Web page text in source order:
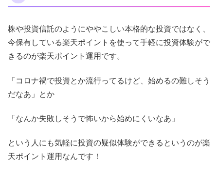
株や投資信託のようにややこしい本格的な投資ではなく、
今保有している楽天ポイントを使って手軽に投資体験がで
きるのが楽天ポイント運用です。
「コロナ禍で投資とか流行ってるけど、始めるの難しそう
だなあ」とか
「なんか失敗しそうで怖いから始めにくいなあ」
という人にも気軽に投資の疑似体験ができるというのが楽
天ポイント運用なんです！